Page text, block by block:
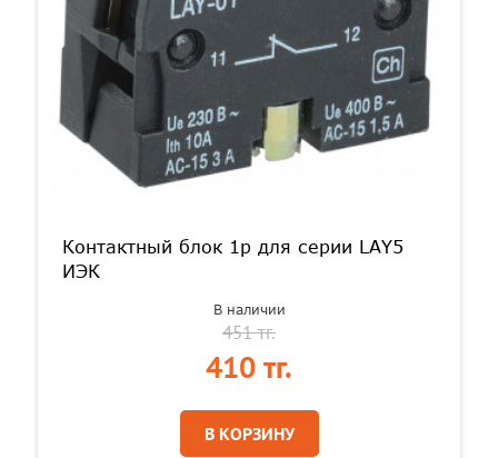
Контактный блок 1р для серии LAY5
ИЭК
В наличии
451 тг.
410 тг.
В КОРЗИНУ